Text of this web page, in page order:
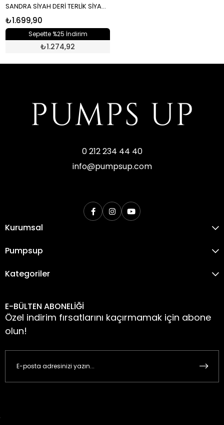
SANDRA SİYAH DERİ TERLİK SİYAH DERİ
₺1.699,90
Sepette %25 İndirim
₺1.274,92
0 212 234 44 40
info@pumpsup.com
Kurumsal
Pumpsup
Kategoriler
E-BÜLTEN ABONELİĞİ
Özel indirim fırsatlarını kaçırmamak için abone
olun!